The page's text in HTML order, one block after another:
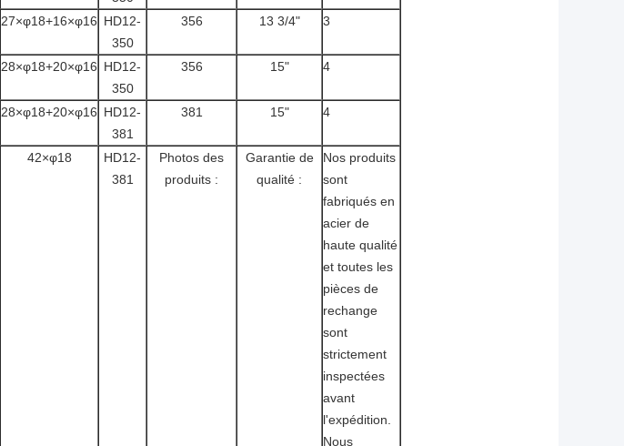
27×φ18+16×φ16 HD12-
350
356 13 3/4" 3
28×φ18+20×φ16 HD12-
350
356 15" 4
28×φ18+20×φ16 HD12-
381
381 15" 4
42×φ18
HD12-
381
Photos des
produits :
Garantie de
qualité :
Nos produits
sont
fabriqués en
acier de
haute qualité
et toutes les
pièces de
rechange
sont
strictement
inspectées
avant
l'expédition.
Nous